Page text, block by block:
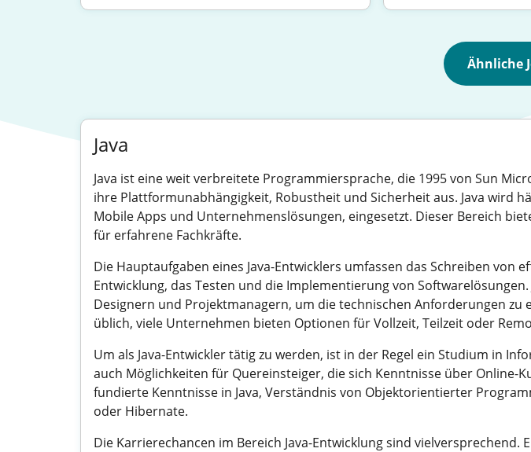
Ähnliche
Java
Java ist eine weit verbreitete Programmiersprache, die 1995 von Sun
ihre Plattformunabhängigkeit, Robustheit und Sicherheit aus. Java wird
Mobile Apps und Unternehmenslösungen, eingesetzt. Dieser Bereich
für erfahrene Fachkräfte.
Die Hauptaufgaben eines Java-Entwicklers umfassen das Schreiben
Entwicklung, das Testen und die Implementierung von
Designern und Projektmanagern, um die technischen Anforderungen
üblich, viele Unternehmen bieten Optionen für Vollzeit, Teilzeit oder
Um als Java-Entwickler tätig zu werden, ist in der Regel ein Studium in
auch Möglichkeiten für Quereinsteiger, die sich Kenntnisse über
fundierte Kenntnisse in Java, Verständnis von Objektorientierter
oder Hibernate.
Die Karrierechancen im Bereich Java-Entwicklung sind